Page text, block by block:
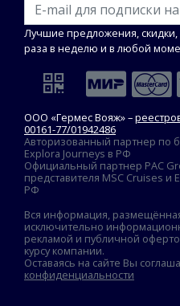
Лучшие предложения,
раза в неделю и в любой
ООО «Гермес Вояж» –
00161-77/01942486
Авторизованный партнер по
Explora Journeys в РФ
Официальный партнер PAC
представителя MSC Cruises и
РФ
Вся информация,
исключительно
рекламой и публичной
курсу компании.
Оставаясь на сайте Вы
конфиденциальности